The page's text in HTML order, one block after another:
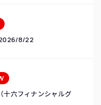
8/22
十六フィナンシャルグ